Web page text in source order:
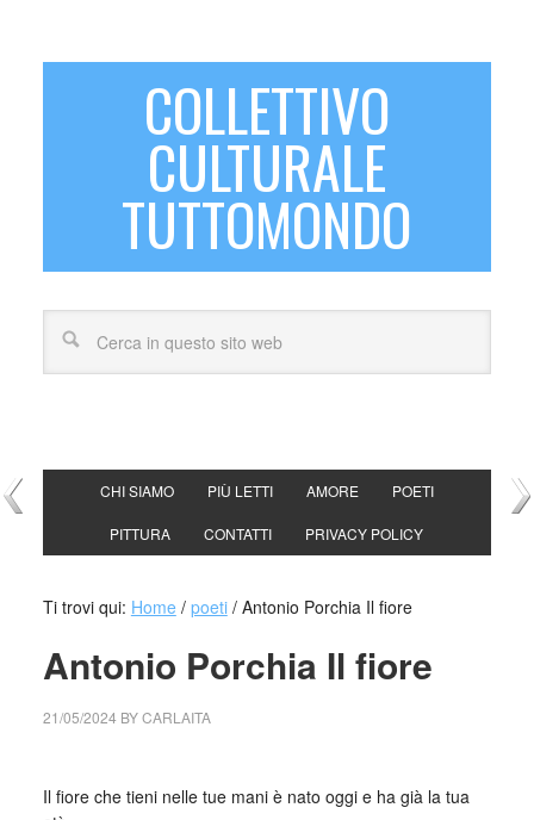
COLLETTIVO
CULTURALE
TUTTOMONDO
CHI SIAMO PIÙ LETTI AMORE POETI
PITTURA CONTATTI PRIVACY POLICY
Ti trovi qui: Home / poeti /Antonio Porchia Il fiore
Antonio Porchia Il fiore
21/05/2024 BYCARLAITA
Il fiore che tieni nelle tue mani è nato oggi e ha già la tua